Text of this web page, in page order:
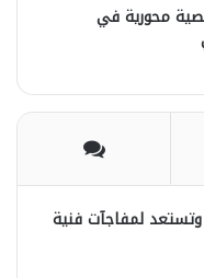
محورية في
وتستعد لمفاجآت فنية